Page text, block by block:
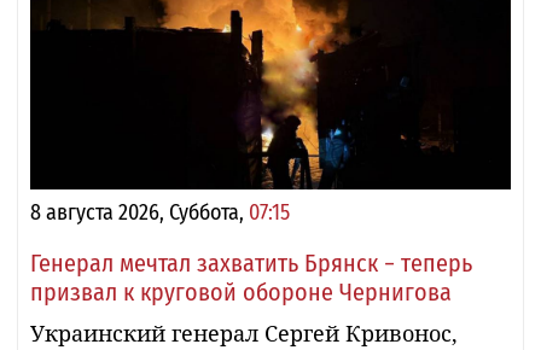
8 августа 2026, Суббота, 07:15
Генерал мечтал захватить Брянск − теперь
призвал к круговой обороне Чернигова
Украинский генерал Сергей Кривонос,